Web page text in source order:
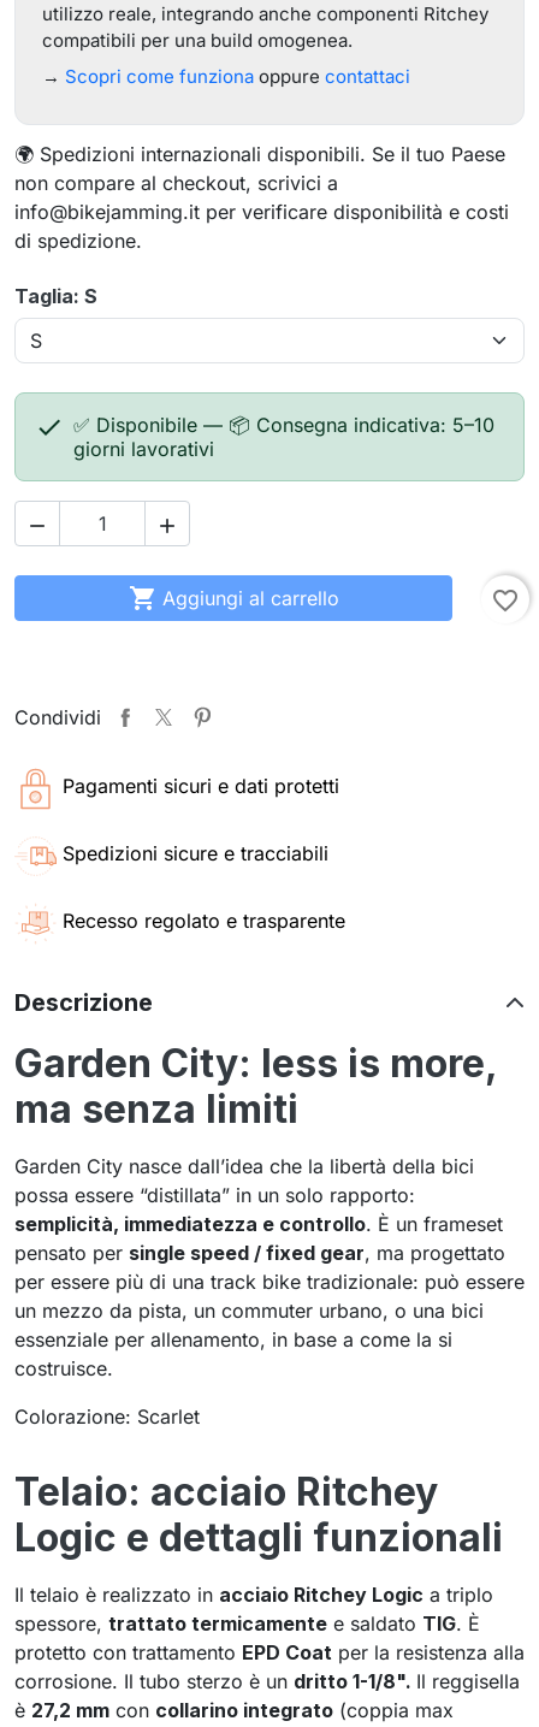
utilizzo reale, integrando anche componenti Ritchey
compatibili per una build omogenea.
→ Scopri come funziona oppure contattaci
🌍 Spedizioni internazionali disponibili. Se il tuo Paese
non compare al checkout, scrivici a
info@bikejamming.it per verificare disponibilità e costi
di spedizione.
Taglia: S
 ✅ Disponibile — 📦 Consegna indicativa: 5–10
giorni lavorativi
 
 Aggiungi al carrello favorite_border
Condividi
Pagamenti sicuri e dati protetti
Spedizioni sicure e tracciabili
Recesso regolato e trasparente
Descrizione
Garden City: less is more,
ma senza limiti
Garden City nasce dall’idea che la libertà della bici
possa essere “distillata” in un solo rapporto:
semplicità, immediatezza e controllo. È un frameset
pensato per single speed / fixed gear, ma progettato
per essere più di una track bike tradizionale: può essere
un mezzo da pista, un commuter urbano, o una bici
essenziale per allenamento, in base a come la si
costruisce.
Colorazione: Scarlet
Telaio: acciaio Ritchey
Logic e dettagli funzionali
Il telaio è realizzato in acciaio Ritchey Logic a triplo
spessore, trattato termicamente e saldato TIG. È
protetto con trattamento EPD Coat per la resistenza alla
corrosione. Il tubo sterzo è un dritto 1-1/8". Il reggisella
è 27,2 mm con collarino integrato (coppia max